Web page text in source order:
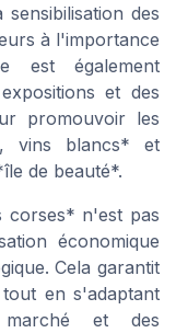
sensibilisation des
à l'importance
est également
et des
promouvoir les
vins blancs* et
de beauté*.
corses* n'est pas
économique
Cela garantit
en s'adaptant
et des